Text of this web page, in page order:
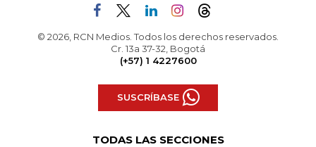
© 2026, RCN Medios. Todos los derechos reservados.
Cr. 13a 37-32, Bogotá
(+57) 1 4227600
SUSCRÍBASE
TODAS LAS SECCIONES